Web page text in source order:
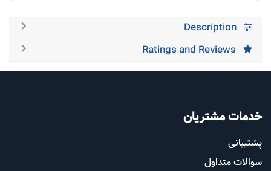
Description
Ratings and Reviews
خدمات مشتریان
پشتیب​​انی
سوالات متداول